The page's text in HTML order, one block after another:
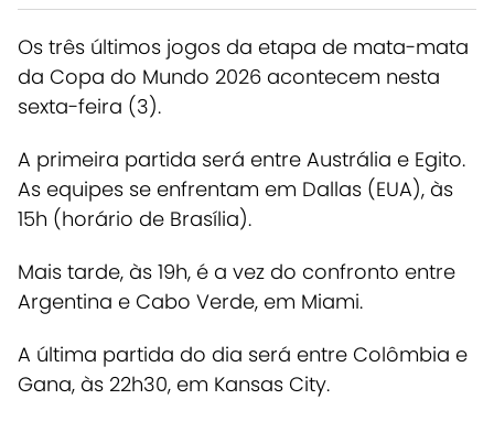
Os três últimos jogos da etapa de mata-mata
da Copa do Mundo 2026 acontecem nesta
sexta-feira (3).
A primeira partida será entre Austrália e Egito.
As equipes se enfrentam em Dallas (EUA), às
15h (horário de Brasília).
Mais tarde, às 19h, é a vez do confronto entre
Argentina e Cabo Verde, em Miami.
A última partida do dia será entre Colômbia e
Gana, às 22h30, em Kansas City.